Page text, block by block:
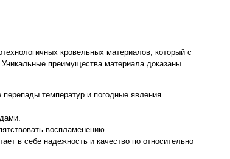
кровельных материалов, который с
преимущества материала доказаны
температур и погодные явления.
воспламенению.
в себе надежность и качество по относительно